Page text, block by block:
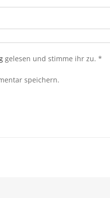
gelesen und stimme ihr zu. *
speichern.